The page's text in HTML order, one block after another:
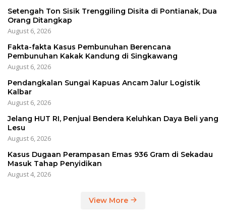
Setengah Ton Sisik Trenggiling Disita di Pontianak, Dua
Orang Ditangkap
August 6, 2026
Fakta-fakta Kasus Pembunuhan Berencana
Pembunuhan Kakak Kandung di Singkawang
August 6, 2026
Pendangkalan Sungai Kapuas Ancam Jalur Logistik
Kalbar
August 6, 2026
Jelang HUT RI, Penjual Bendera Keluhkan Daya Beli yang
Lesu
August 6, 2026
Kasus Dugaan Perampasan Emas 936 Gram di Sekadau
Masuk Tahap Penyidikan
August 4, 2026
View More